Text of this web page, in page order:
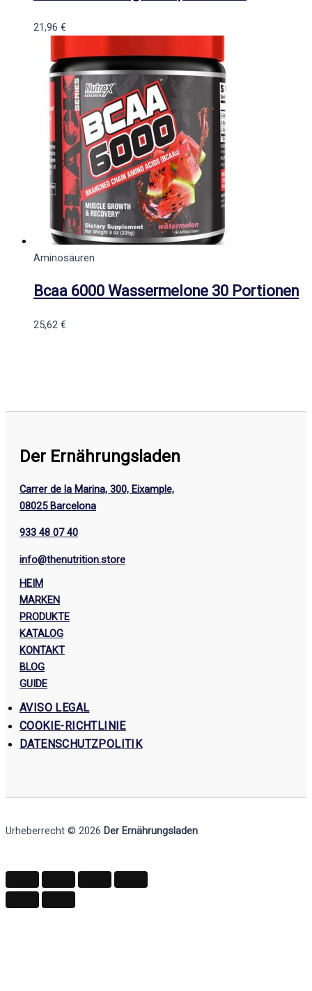
21,96 €
Aminosäuren
Bcaa 6000 Wassermelone 30 Portionen
25,62 €
Der Ernährungsladen
Carrer de la Marina, 300, Eixample,
08025 Barcelona
933 48 07 40
info@thenutrition.store
HEIM
MARKEN
PRODUKTE
KATALOG
KONTAKT
BLOG
GUIDE
AVISO LEGAL
COOKIE-RICHTLINIE
DATENSCHUTZPOLITIK
Urheberrecht © 2026 Der Ernährungsladen